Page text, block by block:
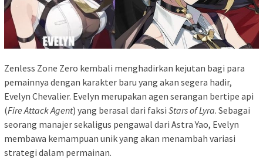
Zenless Zone Zero kembali menghadirkan kejutan bagi para
pemainnya dengan karakter baru yang akan segera hadir,
Evelyn Chevalier. Evelyn merupakan agen serangan bertipe api
(Fire Attack Agent) yang berasal dari faksi Stars of Lyra. Sebagai
seorang manajer sekaligus pengawal dari Astra Yao, Evelyn
membawa kemampuan unik yang akan menambah variasi
strategi dalam permainan.